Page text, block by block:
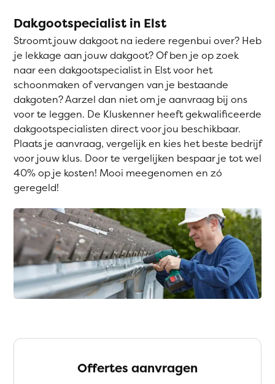
Dakgootspecialist in Elst
Stroomt jouw dakgoot na iedere regenbui over? Heb
je lekkage aan jouw dakgoot? Of ben je op zoek
naar een dakgootspecialist in Elst voor het
schoonmaken of vervangen van je bestaande
dakgoten? Aarzel dan niet om je aanvraag bij ons
voor te leggen. De Kluskenner heeft gekwalificeerde
dakgootspecialisten direct voor jou beschikbaar.
Plaats je aanvraag, vergelijk en kies het beste bedrijf
voor jouw klus. Door te vergelijken bespaar je tot wel
40% op je kosten! Mooi meegenomen en zó
geregeld!
Offertes aanvragen